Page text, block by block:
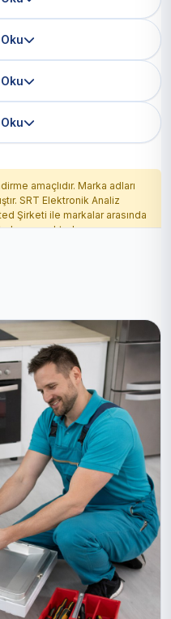
amaçlıdır. Marka adları
SRT Elektronik Analiz
Şirketi ile markalar arasında